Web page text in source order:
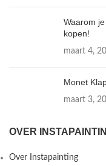
Waarom
kopen!
maart 4,
Monet
maart 3,
OVER
Over Instapainting